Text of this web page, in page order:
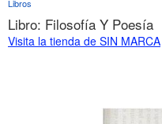
Libros
Libro: Filosofía Y Poesía
Visita la tienda de SIN MARCA